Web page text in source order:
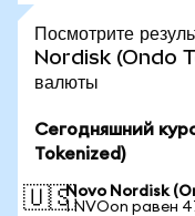
Посмотрите
Nordisk (Ondo
валюты
Сегодняшний
Tokenized)
🇺🇸Novo Nordisk
1 NVOon равен